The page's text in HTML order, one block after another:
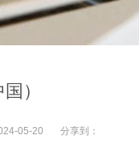
）
05-20 分享到：